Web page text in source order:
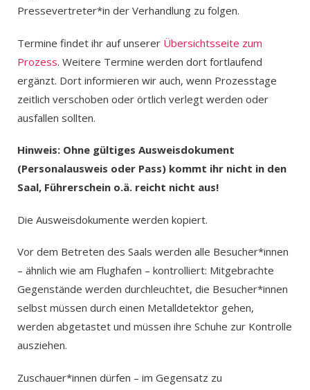
Pressevertreter*in der Verhandlung zu folgen.
Termine findet ihr auf unserer Übersichtsseite zum
Prozess. Weitere Termine werden dort fortlaufend
ergänzt. Dort informieren wir auch, wenn Prozesstage
zeitlich verschoben oder örtlich verlegt werden oder
ausfallen sollten.
Hinweis: Ohne gültiges Ausweisdokument
(Personalausweis oder Pass) kommt ihr nicht in den
Saal, Führerschein o.ä. reicht nicht aus!
Die Ausweisdokumente werden kopiert.
Vor dem Betreten des Saals werden alle Besucher*innen
– ähnlich wie am Flughafen – kontrolliert: Mitgebrachte
Gegenstände werden durchleuchtet, die Besucher*innen
selbst müssen durch einen Metalldetektor gehen,
werden abgetastet und müssen ihre Schuhe zur Kontrolle
ausziehen.
Zuschauer*innen dürfen – im Gegensatz zu